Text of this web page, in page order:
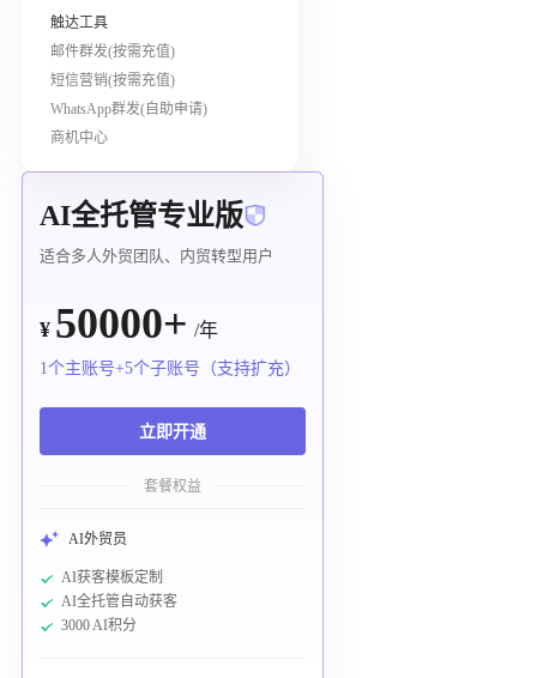
触达工具
邮件群发(按需充值)
短信营销(按需充值)
WhatsApp群发(自助申请)
商机中心
AI全托管专业版
适合多人外贸团队、内贸转型用户
¥ 50000+ /年
1个主账号+5个子账号（支持扩充）
立即开通
套餐权益
AI外贸员
AI获客模板定制
AI全托管自动获客
3000 AI积分